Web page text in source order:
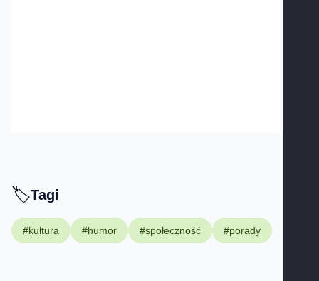
🏷️Tagi -
Tagi
#kultura #humor #społeczność #porady